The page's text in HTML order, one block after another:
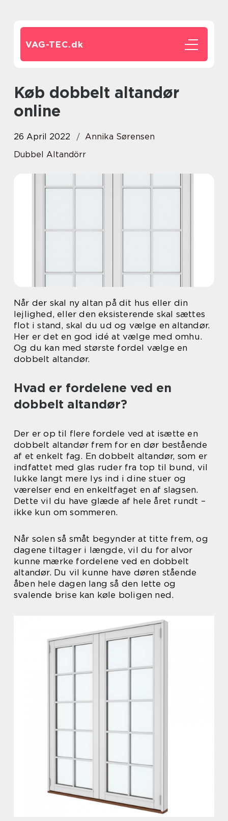
VAG-TEC.dk
Køb dobbelt altandør
online
26 April 2022
Annika Sørensen
Dubbel Altandörr
Når der skal ny altan på dit hus eller din
lejlighed, eller den eksisterende skal sættes
flot i stand, skal du ud og vælge en altandør.
Her er det en god idé at vælge med omhu.
Og du kan med største fordel vælge en
dobbelt altandør.
Hvad er fordelene ved en
dobbelt altandør?
Der er op til flere fordele ved at isætte en
dobbelt altandør frem for en dør bestående
af et enkelt fag. En dobbelt altandør, som er
indfattet med glas ruder fra top til bund, vil
lukke langt mere lys ind i dine stuer og
værelser end en enkeltfaget en af slagsen.
Dette vil du have glæde af hele året rundt –
ikke kun om sommeren.
Når solen så småt begynder at titte frem, og
dagene tiltager i længde, vil du for alvor
kunne mærke fordelene ved en dobbelt
altandør. Du vil kunne have døren stående
åben hele dagen lang så den lette og
svalende brise kan køle boligen ned.